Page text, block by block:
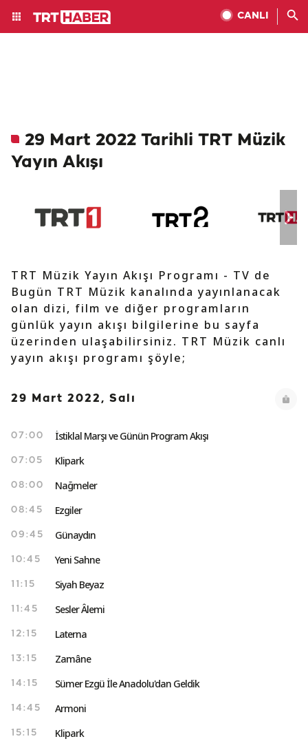
CANLI
29 Mart 2022 Tarihli TRT Müzik
Yayın Akışı
TRT Müzik Yayın Akışı Programı - TV de
Bugün TRT Müzik kanalında yayınlanacak
olan dizi, film ve diğer programların
günlük yayın akışı bilgilerine bu sayfa
üzerinden ulaşabilirsiniz. TRT Müzik canlı
yayın akışı programı şöyle;
29 Mart 2022, Salı
07:00 İstiklal Marşı ve Günün Program Akışı
07:05 Klipark
08:00 Nağmeler
08:45 Ezgiler
09:45 Günaydın
10:45 Yeni Sahne
11:15 Siyah Beyaz
11:45 Sesler Âlemi
12:15 Laterna
13:15 Zamâne
14:15 Sümer Ezgü İle Anadolu'dan Geldik
14:45 Armoni
15:15 Klipark